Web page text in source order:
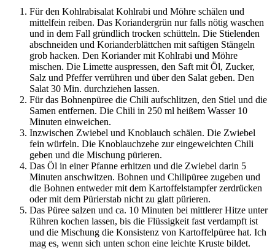
Für den Kohlrabisalat Kohlrabi und Möhre schälen und
mittelfein reiben. Das Koriandergrün nur falls nötig waschen
und in dem Fall gründlich trocken schütteln. Die Stielenden
abschneiden und Korianderblättchen mit saftigen Stängeln
grob hacken. Den Koriander mit Kohlrabi und Möhre
mischen. Die Limette auspressen, den Saft mit Öl, Zucker,
Salz und Pfeffer verrühren und über den Salat geben. Den
Salat 30 Min. durchziehen lassen.
Für das Bohnenpüree die Chili aufschlitzen, den Stiel und die
Samen entfernen. Die Chili in 250 ml heißem Wasser 10
Minuten einweichen.
Inzwischen Zwiebel und Knoblauch schälen. Die Zwiebel
fein würfeln. Die Knoblauchzehe zur eingeweichten Chili
geben und die Mischung pürieren.
Das Öl in einer Pfanne erhitzen und die Zwiebel darin 5
Minuten anschwitzen. Bohnen und Chilipüree zugeben und
die Bohnen entweder mit dem Kartoffelstampfer zerdrücken
oder mit dem Pürierstab nicht zu glatt pürieren.
Das Püree salzen und ca. 10 Minuten bei mittlerer Hitze unter
Rühren kochen lassen, bis die Flüssigkeit fast verdampft ist
und die Mischung die Konsistenz von Kartoffelpüree hat. Ich
mag es, wenn sich unten schon eine leichte Kruste bildet.